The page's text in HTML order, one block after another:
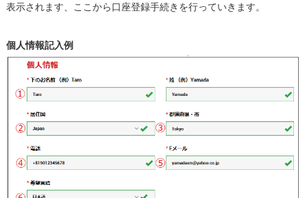
表示されます、ここから口座登録手続きを行っていきます。
個人情報記入例